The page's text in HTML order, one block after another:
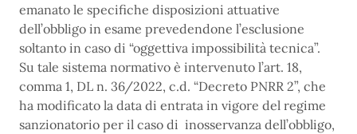
emanato le specifiche disposizioni attuative
dell’obbligo in esame prevedendone l’esclusione
soltanto in caso di “oggettiva impossibilità tecnica”.
Su tale sistema normativo è intervenuto l’art. 18,
comma 1, DL n. 36/2022, c.d. “Decreto PNRR 2”, che
ha modificato la data di entrata in vigore del regime
sanzionatorio per il caso di inosservanza dell’obbligo,